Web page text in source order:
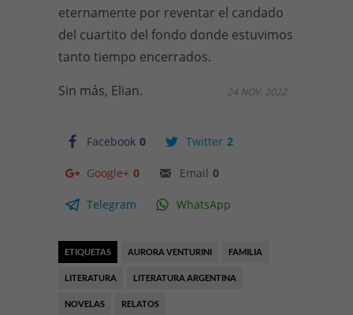
eternamente por reventar el candado
del cuartito del fondo donde estuvimos
tanto tiempo encerrados.
Sin más, Elian.
Facebook 0 Twitter 2
Google+ 0 Email 0
Telegram WhatsApp
24 NOV, 2022
ETIQUETAS AURORA VENTURINI FAMILIA
LITERATURA LITERATURA ARGENTINA
NOVELAS RELATOS